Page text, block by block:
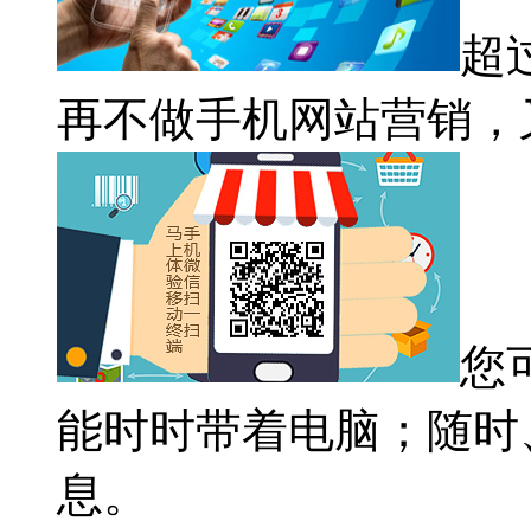
超
再不做手机网站营销
您
能时时带着电脑；随
息。